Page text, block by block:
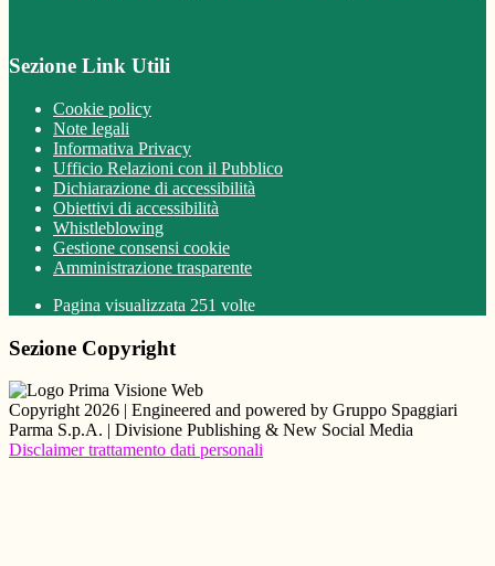
Sezione Link Utili
Cookie policy
Note legali
Informativa Privacy
Ufficio Relazioni con il Pubblico
Dichiarazione di accessibilità
Obiettivi di accessibilità
Whistleblowing
Gestione consensi cookie
Amministrazione trasparente
Pagina visualizzata 251 volte
Sezione Copyright
Copyright 2026 | Engineered and powered by Gruppo Spaggiari
Parma S.p.A. | Divisione Publishing & New Social Media
Disclaimer trattamento dati personali